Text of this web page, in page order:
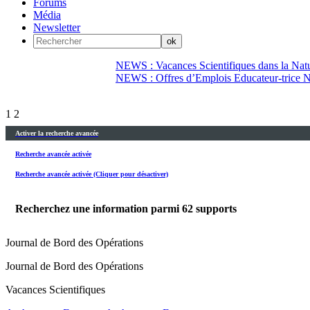
Forums
Média
Newsletter
NEWS : Vacances Scientifiques dans la
NEWS : Offres d’Emplois Educateur-trice
1 2
Activer la recherche avancée
Recherche avancée activée
Recherche avancée activée (Cliquer pour désactiver)
Recherchez une information parmi 62 supports
Journal de Bord des Opérations
Journal de Bord des Opérations
Vacances Scientifiques